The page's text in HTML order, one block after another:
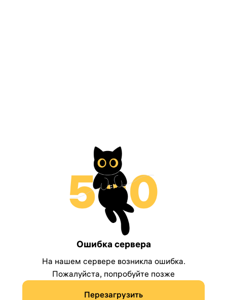
Ошибка сервера
На нашем сервере возникла ошибка.
Пожалуйста, попробуйте позже
Перезагрузить